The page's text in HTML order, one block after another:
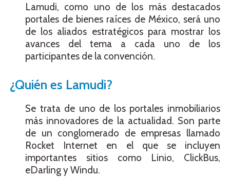
Lamudi, como uno de los más destacados
portales de bienes raíces de México, será uno
de los aliados estratégicos para mostrar los
avances del tema a cada uno de los
participantes de la convención.
¿Quién es Lamudi?
Se trata de uno de los portales inmobiliarios
más innovadores de la actualidad. Son parte
de un conglomerado de empresas llamado
Rocket Internet en el que se incluyen
importantes sitios como Linio, ClickBus,
eDarling y Windu.